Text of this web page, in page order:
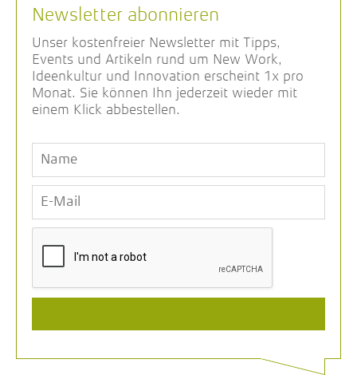
Newsletter abonnieren
Unser kostenfreier Newsletter mit Tipps,
Events und Artikeln rund um New Work,
Ideenkultur und Innovation erscheint 1x pro
Monat. Sie können Ihn jederzeit wieder mit
einem Klick abbestellen.